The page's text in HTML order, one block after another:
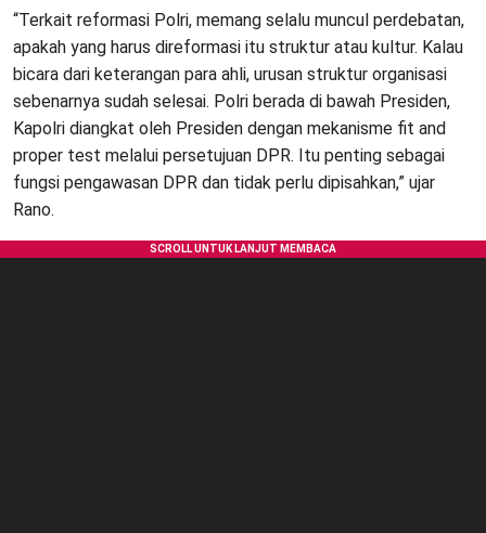
“Terkait reformasi Polri, memang selalu muncul perdebatan,
apakah yang harus direformasi itu struktur atau kultur. Kalau
bicara dari keterangan para ahli, urusan struktur organisasi
sebenarnya sudah selesai. Polri berada di bawah Presiden,
Kapolri diangkat oleh Presiden dengan mekanisme fit and
proper test melalui persetujuan DPR. Itu penting sebagai
fungsi pengawasan DPR dan tidak perlu dipisahkan,” ujar
Rano.